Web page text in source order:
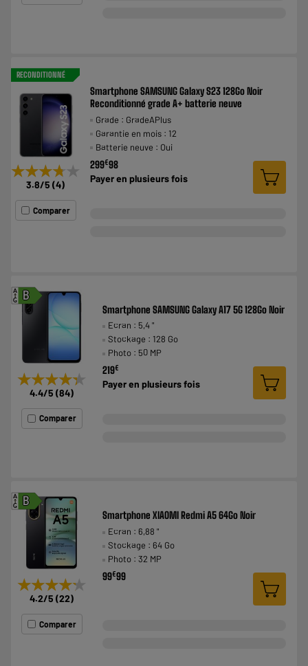
RECONDITIONNÉ
★★★★★
★★★★★
3.8/5 (4)
Comparer
Smartphone SAMSUNG Galaxy S23 128Go Noir
Reconditionné grade A+ batterie neuve
Grade : GradeAPlus
Garantie en mois : 12
Batterie neuve : Oui
299€98
Payer en plusieurs fois
B
A
G
★★★★★
★★★★★
4.4/5 (84)
Comparer
Smartphone SAMSUNG Galaxy A17 5G 128Go Noir
Ecran : 5,4 "
Stockage : 128 Go
Photo : 50 MP
219€
Payer en plusieurs fois
B
A
G
★★★★★
★★★★★
4.2/5 (22)
Comparer
Smartphone XIAOMI Redmi A5 64Go Noir
Ecran : 6,88 "
Stockage : 64 Go
Photo : 32 MP
99€99